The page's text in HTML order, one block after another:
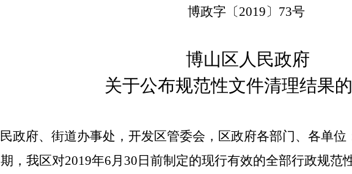
博政字 〔2019〕73号
博山区人民政府
关于公布规范性文件清理结果
政府、街道办事处， 开发区管委会， 区政府各部门、各单位
，我区对2019年6月 30 日前制定的现行有效的全部行政规范